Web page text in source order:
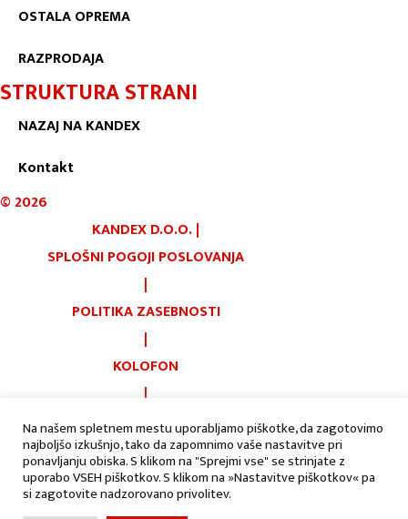
OSTALA OPREMA
RAZPRODAJA
STRUKTURA STRANI
NAZAJ NA KANDEX
Kontakt
©2026
KANDEX D.O.O.|
SPLOŠNI POGOJI POSLOVANJA
|
POLITIKA ZASEBNOSTI
|
KOLOFON
|
PIŠKOTKI
AVTORJI:
Na našem spletnem mestu uporabljamo piškotke, da zagotovimo
najboljšo izkušnjo, tako da zapomnimo vaše nastavitve pri
ponavljanju obiska. S klikom na "Sprejmi vse" se strinjate z
uporabo VSEH piškotkov. S klikom na »Nastavitve piškotkov« pa
si zagotovite nadzorovano privolitev.